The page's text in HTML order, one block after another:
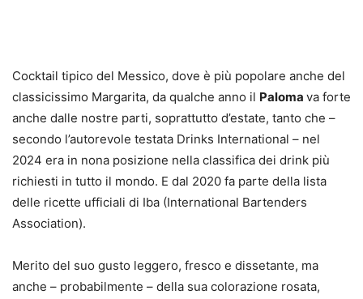
Cocktail tipico del Messico, dove è più popolare anche del
classicissimo Margarita, da qualche anno il Paloma va forte
anche dalle nostre parti, soprattutto d’estate, tanto che –
secondo l’autorevole testata Drinks International – nel
2024 era in nona posizione nella classifica dei drink più
richiesti in tutto il mondo. E dal 2020 fa parte della lista
delle ricette ufficiali di Iba (International Bartenders
Association).
Merito del suo gusto leggero, fresco e dissetante, ma
anche – probabilmente – della sua colorazione rosata,